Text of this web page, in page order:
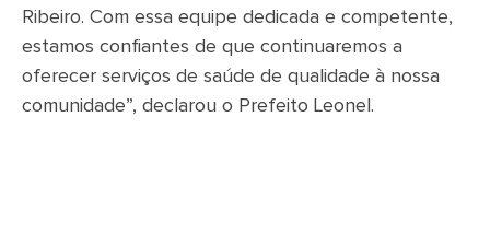
Ribeiro. Com essa equipe dedicada e competente,
estamos confiantes de que continuaremos a
oferecer serviços de saúde de qualidade à nossa
comunidade”, declarou o Prefeito Leonel.